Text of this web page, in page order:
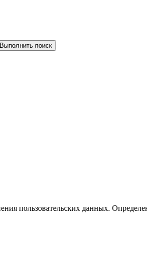
Выполнить поиск
пользовательских данных.